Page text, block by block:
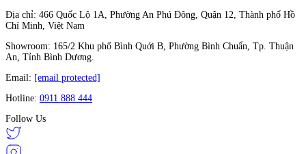
Địa chỉ: 466 Quốc Lộ 1A, Phường An Phú Đông, Quận 12, Thành phố Hồ
Chí Minh, Việt Nam
Showroom: 165/2 Khu phố Bình Quới B, Phường Bình Chuẩn, Tp. Thuận
An, Tỉnh Bình Dương.
Email: [email protected]
Hotline: 0911 888 444
Follow Us